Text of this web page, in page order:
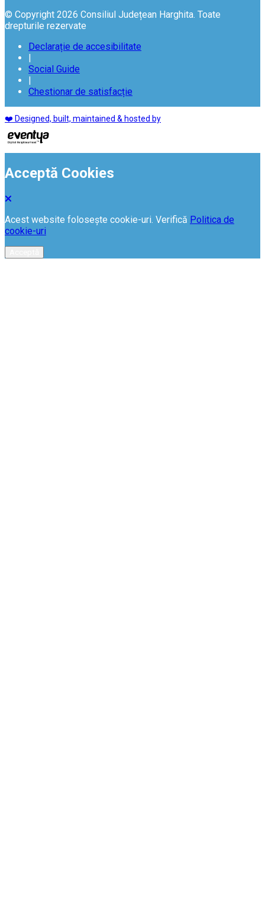
© Copyright 2026 Consiliul Județean Harghita. Toate
drepturile rezervate
Declarație de accesibilitate
|
Social Guide
|
Chestionar de satisfacție
❤️ Designed, built, maintained & hosted by
Acceptă Cookies
Acest website folosește cookie-uri. Verifică Politica de
cookie-uri